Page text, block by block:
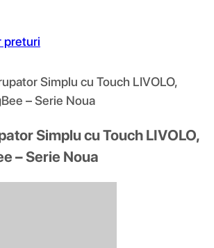
preturi
Simplu cu Touch LIVOLO,
– Serie Noua
Simplu cu Touch LIVOLO,
– Serie Noua